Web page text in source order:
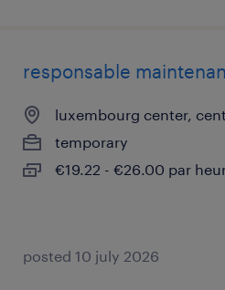
responsable
luxembourg center,
temporary
€19.22 - €26.00 par
posted 10 july 2026